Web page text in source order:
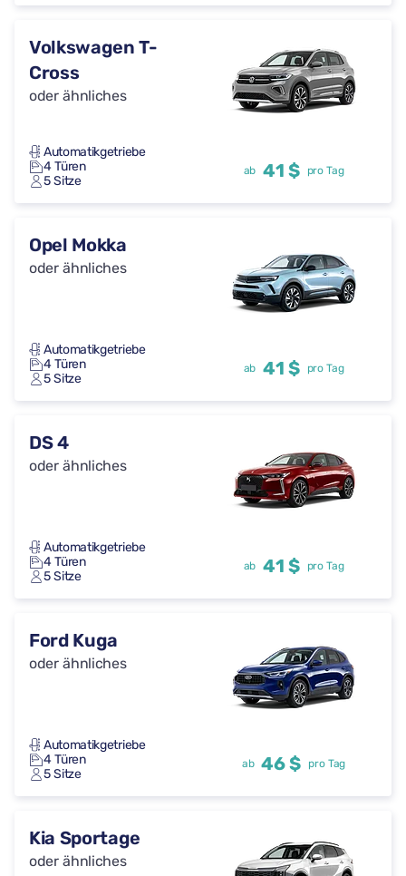
Volkswagen T-
Cross
oder ähnliches
Automatikgetriebe
4 Türen
5 Sitze
ab 41 $ pro Tag
Opel Mokka
oder ähnliches
Automatikgetriebe
4 Türen
5 Sitze
ab 41 $ pro Tag
DS 4
oder ähnliches
Automatikgetriebe
4 Türen
5 Sitze
ab 41 $ pro Tag
Ford Kuga
oder ähnliches
Automatikgetriebe
4 Türen
5 Sitze
ab 46 $ pro Tag
Kia Sportage
oder ähnliches